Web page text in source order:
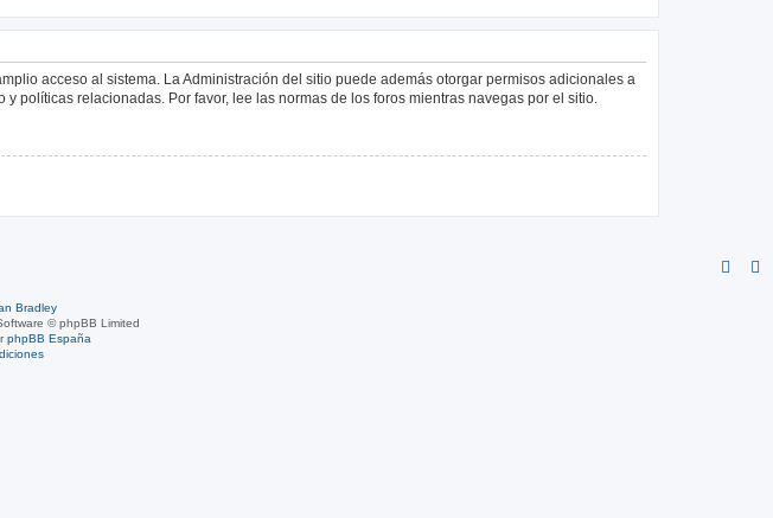
acceso al sistema. La Administración del sitio puede además otorgar permisos adicionales a
políticas relacionadas. Por favor, lee las normas de los foros mientras navegas por el sitio.
Bradley
© phpBB Limited
phpBB España